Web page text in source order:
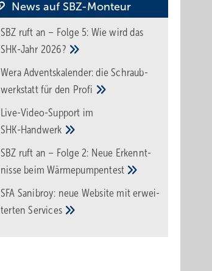
News auf SBZ-Monteur
SBZ ruft an – Folge 5: Wie wird das
SHK-Jahr 2026?
Wera Adventskalender: die Schraub­
werk­statt für den Pro­fi
Live-Video-Support im
SHK-Handwerk
SBZ ruft an – Folge 2: Neue Erkennt­
nisse beimWärme­pumpen­test
SFA Sanibroy: neue Web­site mit erwei­
tertenServices